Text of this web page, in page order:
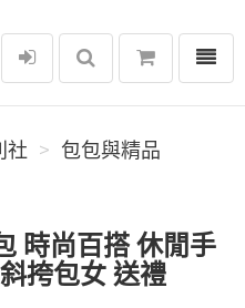
選單
社
包包與精品
時尚百搭 休閒手
挎包女 送禮